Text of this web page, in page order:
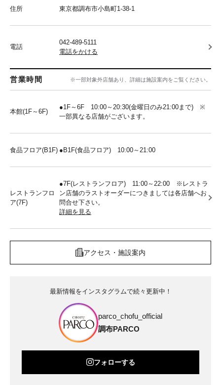
住所 東京都調布市小島町1-38-1
電話
042-489-5111
電話をかける
営業時間 ※一部対象外店舗あり、詳細は施設案内をご覧ください。
本館(1F～6F)
●1F～6F 10:00～20:30(金曜日のみ21:00まで) ※
一部異なる店舗がございます。
食品フロア(B1F) ●B1F(食品フロア) 10:00～21:00
レストランフロ
ア(7F)
●7F(レストランフロア) 11:00～22:00 ※レストラ
ン店舗のラストオーダーにつきましては各店舗へお
問合せ下さい。
詳細を見る
アクセス・施設案内
最新情報をインスタグラムで続々更新中！
parco_chofu_official
調布PARCO
フォローする